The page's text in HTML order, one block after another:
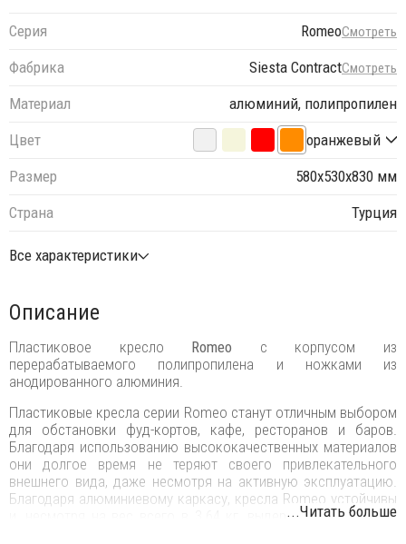
Серия RomeoСмотреть
Фабрика Siesta ContractСмотреть
Материал
алюминий, полипропилен
Цвет
оранжевый
Размер
580х530х830 мм
Страна
Турция
Все характеристики
Описание
Пластиковое кресло Romeo с корпусом из
перерабатываемого полипропилена и ножками из
анодированного алюминия.
Пластиковые кресла серии Romeo станут отличным выбором
для обстановки фуд-кортов, кафе, ресторанов и баров.
Благодаря использованию высококачественных материалов
они долгое время не теряют своего привлекательного
внешнего вида, даже несмотря на активную эксплуатацию.
Благодаря алюминиевому каркасу, кресла Romeo устойчивы
и, несмотря на вес всего в 3.64 кг, выдерживают большие
...Читать больше